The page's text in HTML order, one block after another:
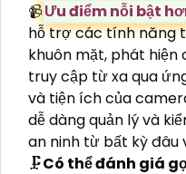
📹Ưu điểm nỗi bật
hỗ trợ các tính năng
khuôn mặt, phát hiện
truy cập từ xa qua
và tiện ích của
dễ dàng quản lý và
an ninh từ bất kỳ đâu
🗜️Có thể đánh giá